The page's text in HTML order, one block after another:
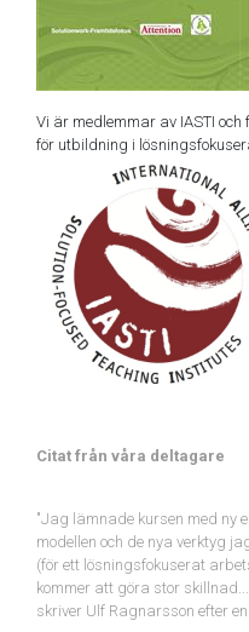
Vi är medlemmar av IASTI
för utbildning i
Citat från våra deltagare
"Jag lämnade kursen med ny
modellen och de nya verktyg
(för ett lösningsfokuserat
kommer att göra stor
skriver Ulf Ragnarsson efter